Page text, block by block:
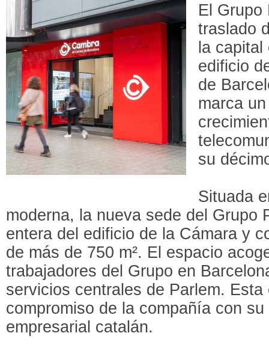
El Grupo
traslado
la capital
edificio
de
marca
su
Situada
moderna, la nueva sede del Grupo
entera del edificio de la Cámara y
de más de 750 m². El espacio
trabajadores del Grupo en
servicios centrales de Parlem.
compromiso de la compañía con
empresarial catalán.